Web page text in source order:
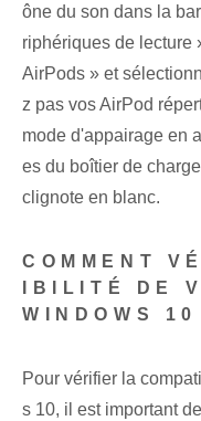
ône du son dans la
riphériques de lecture
AirPods » et
z pas vos AirPod
mode d'appairage en
es du boîtier de
clignote en blanc.
COMMENT
IBILITÉ DE
WINDOWS 10
Pour vérifier la
s 10, il est important